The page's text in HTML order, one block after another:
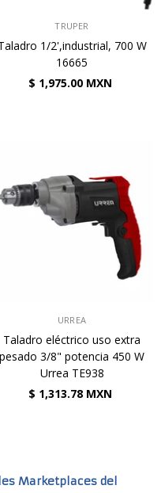
TRUPER
1/2',industrial, 700 W
16665
$ 1,975.00 MXN
URREA
Taladro eléctrico uso extra
pesado 3/8" potencia 450 W
Urrea TE938
$ 1,313.78 MXN
Marketplaces del